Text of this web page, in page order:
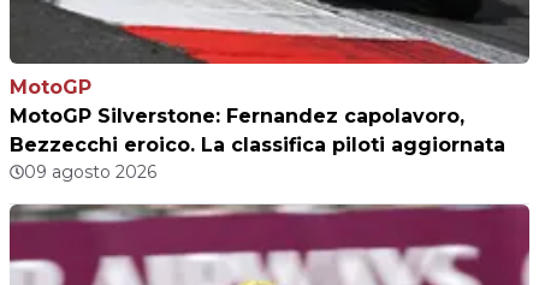
MotoGP
MotoGP Silverstone: Fernandez capolavoro,
Bezzecchi eroico. La classifica piloti aggiornata
09 agosto 2026